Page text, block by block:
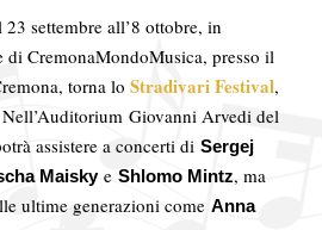
settembre all’8 ottobre, in
di CremonaMondoMusica, presso il
torna lo Stradivari Festival,
Giovanni Arvedi del
assistere a concerti di Sergej
Maiskye Shlomo Mintz, ma
ultime generazioni come Anna